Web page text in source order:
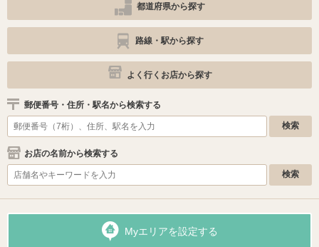
都道府県から探す
路線・駅から探す
よく行くお店から探す
郵便番号・住所・駅名から検索する
お店の名前から検索する
Myエリアを設定する